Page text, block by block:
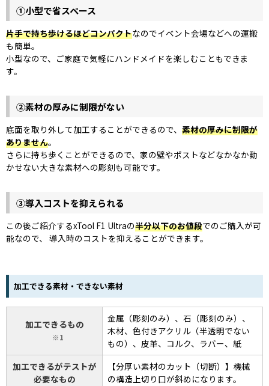
①小型で省スペース
片手で持ち歩けるほどコンパクトなのでイベント会場などへの運搬
も簡単。
小型なので、ご家庭で気軽にハンドメイドを楽しむこともできま
す。
②素材の厚みに制限がない
底面を取り外して加工することができるので、 素材の厚みに制限が
ありません。
さらに持ち歩くことができるので、家の壁やポストなどなかなか動
かせない大きな素材への彫刻も可能です。
③導入コストを抑えられる
この後ご紹介するxTool F1 Ultraの半分以下のお値段でのご購入が可
能なので、 導入時のコストを抑えることができます。
加工できる素材・できない素材
加工できるもの
1
金属（彫刻のみ）、石（彫刻のみ）、
木材、色付きアクリル（半透明でない
もの）、皮革、コルク、ラバー、紙
加工できるがテストが
必要なもの
【分厚い素材のカット（切断）】機械
の構造上切り口が斜めになります。